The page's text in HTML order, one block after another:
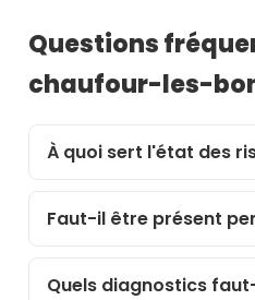
Questions
chaufour-les-
À quoi sert l'état des
Faut-il être présent
Quels diagnostics